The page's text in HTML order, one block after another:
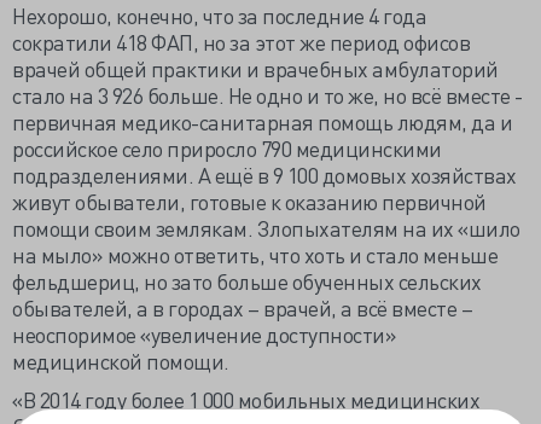
Нехорошо, конечно, что за последние 4 года
сократили 418 ФАП, но за этот же период офисов
врачей общей практики и врачебных амбулаторий
стало на 3 926 больше. Не одно и то же, но всё вместе -
первичная медико-санитарная помощь людям, да и
российское село приросло 790 медицинскими
подразделениями. А ещё в 9 100 домовых хозяйствах
живут обыватели, готовые к оказанию первичной
помощи своим землякам. Злопыхателям на их «шило
на мыло» можно ответить, что хоть и стало меньше
фельдшериц, но зато больше обученных сельских
обывателей, а в городах – врачей, а всё вместе –
неоспоримое «увеличение доступности»
медицинской помощи.
«В 2014 году более 1 000 мобильных медицинских